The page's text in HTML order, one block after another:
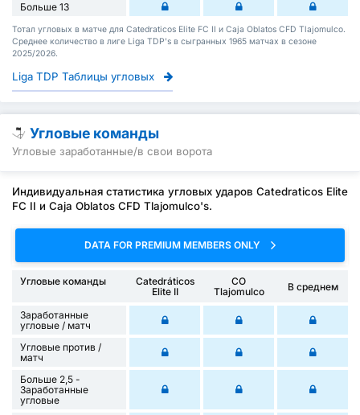
Больше 13
Тотал угловых в матче для Catedraticos Elite FC II и Caja Oblatos CFD Tlajomulco.
Среднее количество в лиге Liga TDP's в сыгранных 1965 матчах в сезоне
2025/2026.
Liga TDP Таблицы угловых
Угловые команды
Угловые заработанные/в свои ворота
Индивидуальная статистика угловых ударов Catedraticos Elite
FC II и Caja Oblatos CFD Tlajomulco's.
DATA FOR PREMIUM MEMBERS ONLY
Угловые команды
Catedráticos
Elite II
CO
Tlajomulco
В среднем
Заработанные
угловые / матч
Угловые против /
матч
Больше 2,5 -
Заработанные
угловые